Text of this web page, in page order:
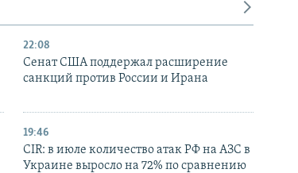
22:08
Сенат США поддержал расширение
санкций против России и Ирана
19:46
CIR: в июле количество атак РФ на АЗС в
Украине выросло на 72% по сравнению